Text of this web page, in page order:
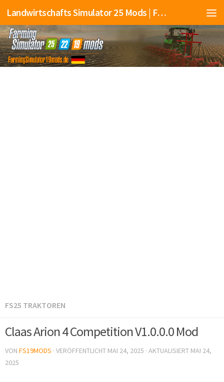
Landwirtschafts Simulator 25 Mods | Farming Simulator 25 Mods | FS25 Mods
FS25 TRAKTOREN
Claas Arion 4 Competition V1.0.0.0 Mod
VON FS19MODS · VERÖFFENTLICHT MAI 24, 2025 · AKTUALISIERT MAI 24,
2025